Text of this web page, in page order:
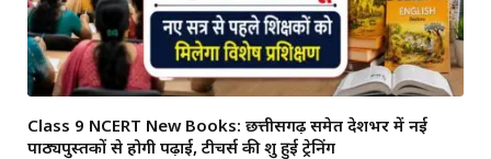
Class 9 NCERT New Books: छत्तीसगढ़ समेत देशभर में नई
पाठ्यपुस्तकों से होगी पढ़ाई, टीचर्स की शुरू हुई ट्रेनिंग